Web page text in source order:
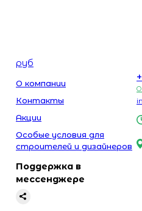
руб
О компании
Контакты
Акции
Особые условия для
строителей и дизайнеров
Поддержка в
мессенджере